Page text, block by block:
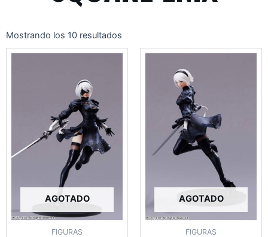
Mostrando los 10 resultados
AGOTADO
FIGURAS
AGOTADO
FIGURAS